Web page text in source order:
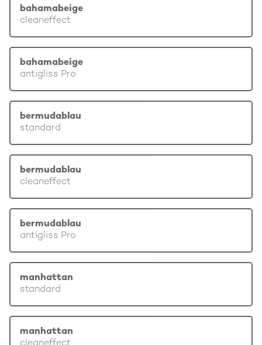
bahamabeige
cleaneffect
bahamabeige
antigliss Pro
bermudablau
standard
bermudablau
cleaneffect
bermudablau
antigliss Pro
manhattan
standard
manhattan